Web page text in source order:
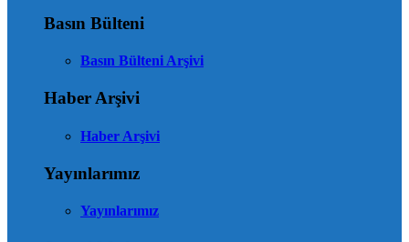
Basın Bülteni
Basın Bülteni Arşivi
Haber Arşivi
Haber Arşivi
Yayınlarımız
Yayınlarımız